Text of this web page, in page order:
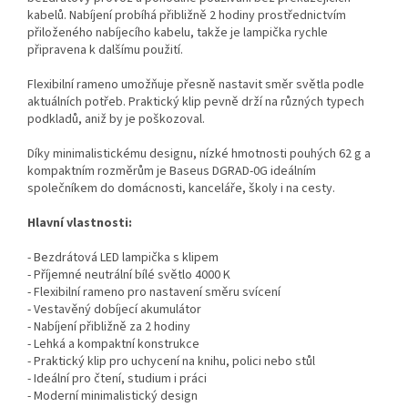
kabelů. Nabíjení probíhá přibližně 2 hodiny prostřednictvím
přiloženého nabíjecího kabelu, takže je lampička rychle
připravena k dalšímu použití.
Flexibilní rameno umožňuje přesně nastavit směr světla podle
aktuálních potřeb. Praktický klip pevně drží na různých typech
podkladů, aniž by je poškozoval.
Díky minimalistickému designu, nízké hmotnosti pouhých 62 g a
kompaktním rozměrům je Baseus DGRAD-0G ideálním
společníkem do domácnosti, kanceláře, školy i na cesty.
Hlavní vlastnosti:
- Bezdrátová LED lampička s klipem
- Příjemné neutrální bílé světlo 4000 K
- Flexibilní rameno pro nastavení směru svícení
- Vestavěný dobíjecí akumulátor
- Nabíjení přibližně za 2 hodiny
- Lehká a kompaktní konstrukce
- Praktický klip pro uchycení na knihu, polici nebo stůl
- Ideální pro čtení, studium i práci
- Moderní minimalistický design